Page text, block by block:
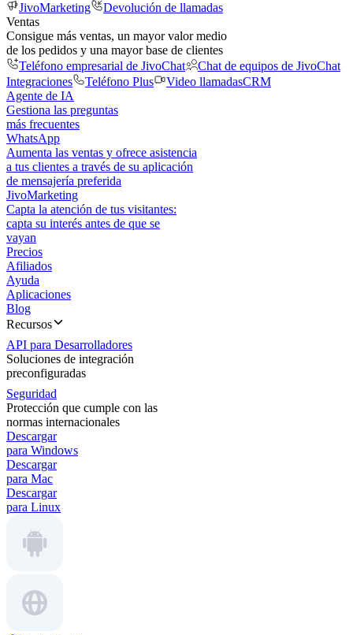
JivoMarketing
Devolución de llamadas
Ventas
Consigue más ventas, un mayor valor medio
de los pedidos y una mayor base de clientes
Teléfono empresarial de JivoChat
Chat de equipos de JivoChat
Integraciones
Teléfono Plus Video llamadasCRM
Agente de IA
Gestiona las preguntas
más frecuentes
WhatsApp
Aumenta las ventas y ofrece asistencia
a tus clientes a través de su aplicación
de mensajería preferida
JivoMarketing
Capta la atención de tus visitantes:
capta su interés antes de que se
vayan
Precios
Afiliados
Ayuda
Aplicaciones
Blog
Recursos
API para Desarrolladores
Soluciones de integración
preconfiguradas
Seguridad
Protección que cumple con las
normas internacionales
Descargar
para Windows
Descargar
para Mac
Descargar
para Linux